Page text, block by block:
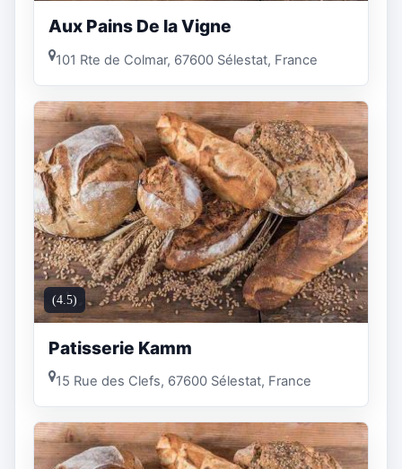
Aux Pains De la Vigne
101 Rte de Colmar, 67600 Sélestat, France
(4.5)
Patisserie Kamm
15 Rue des Clefs, 67600 Sélestat, France